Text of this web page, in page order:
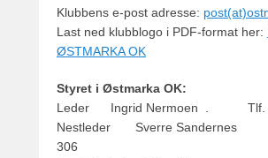
d
o
n
k
t
o
b
Klubbens e-post adresse:
Last ned klubblogo i PDF-format her:
ØSTMARKA OK
Styret i Østmarka OK:
Leder Ingrid Nermoen . Tlf.
Nestleder Sverre Sandernes
306